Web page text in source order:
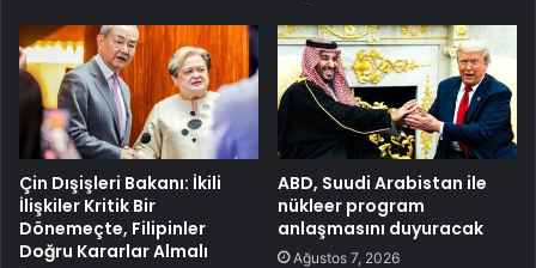
Çin Dışişleri Bakanı: İkili
İlişkiler Kritik Bir
Dönemeçte, Filipinler
Doğru Kararlar Almalı
ABD, Suudi Arabistan ile
nükleer program
anlaşmasını duyuracak
Ağustos 7, 2026